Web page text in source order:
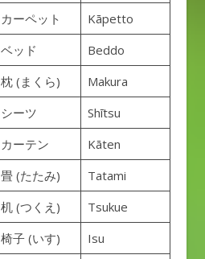
カーペット
Kāpetto
ベッド
Beddo
枕 (まくら)
Makura
シーツ
Shītsu
カーテン
Kāten
畳 (たたみ)
Tatami
机 (つくえ)
Tsukue
椅子 (いす) Isu